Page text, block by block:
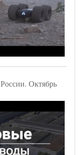
Октябрь